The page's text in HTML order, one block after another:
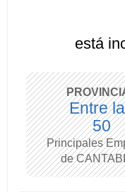
está
Entre
50
Principales
de